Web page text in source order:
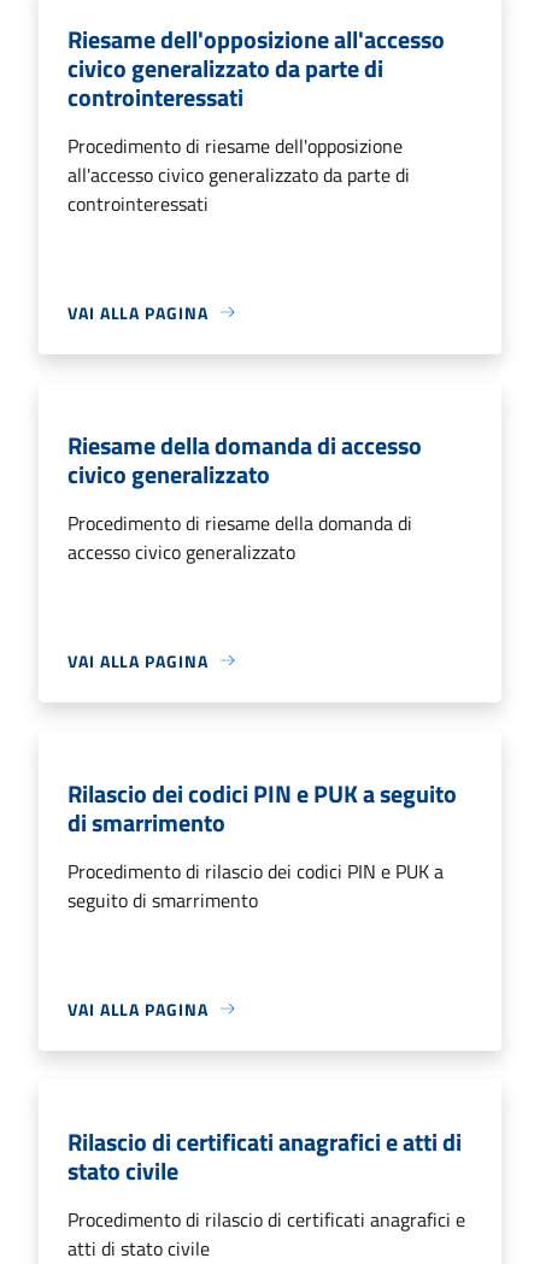
Riesame dell'opposizione all'accesso
civico generalizzato da parte di
controinteressati
Procedimento di riesame dell'opposizione
all'accesso civico generalizzato da parte di
controinteressati
VAI ALLA PAGINA
Riesame della domanda di accesso
civico generalizzato
Procedimento di riesame della domanda di
accesso civico generalizzato
VAI ALLA PAGINA
Rilascio dei codici PIN e PUK a seguito
di smarrimento
Procedimento di rilascio dei codici PIN e PUK a
seguito di smarrimento
VAI ALLA PAGINA
Rilascio di certificati anagrafici e atti di
stato civile
Procedimento di rilascio di certificati anagrafici e
atti di stato civile